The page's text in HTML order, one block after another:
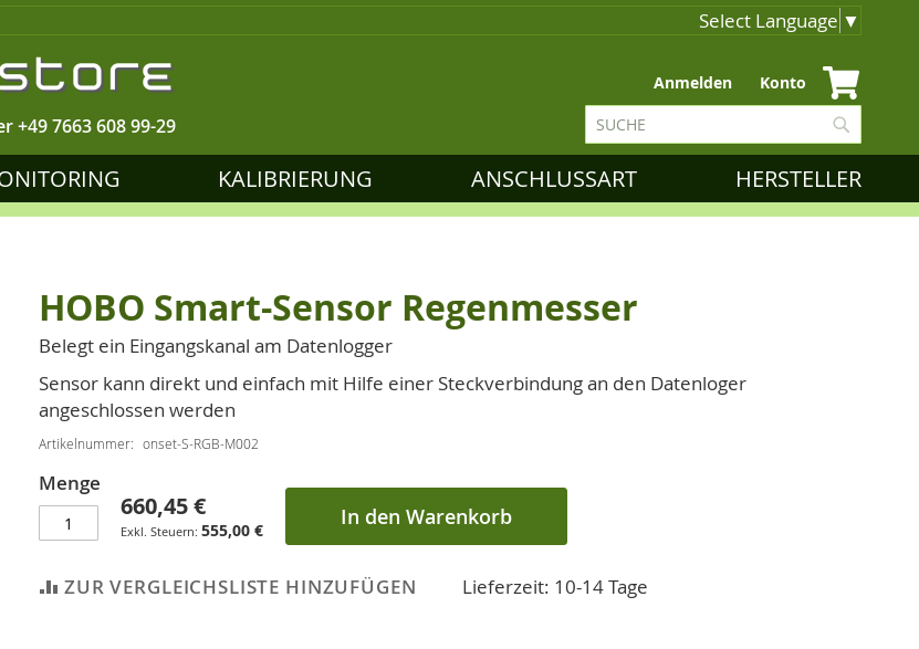
Select Language ▼
+49 7663 608 99-29
Zum
Inhalt
springen
Anmelden Konto
Suche
KALIBRIERUNG ANSCHLUSSART HERSTELLER
HOBO Smart-Sensor Regenmesser
Belegt ein Eingangskanal am Datenlogger
Sensor kann direkt und einfach mit Hilfe einer Steckverbindung an den Datenloger
angeschlossen werden
Artikelnummer onset-S-RGB-M002
Menge
660,45 €
555,00 € In den Warenkorb
ZUR VERGLEICHSLISTE HINZUFÜGEN Lieferzeit: 10-14 Tage